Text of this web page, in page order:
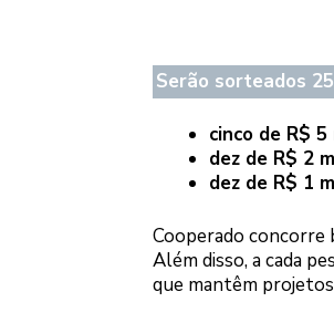
Serão sorteados
cinco de R$
dez de R$ 2
dez de R$ 1
Cooperado concorre
Além disso, a cada
que mantêm